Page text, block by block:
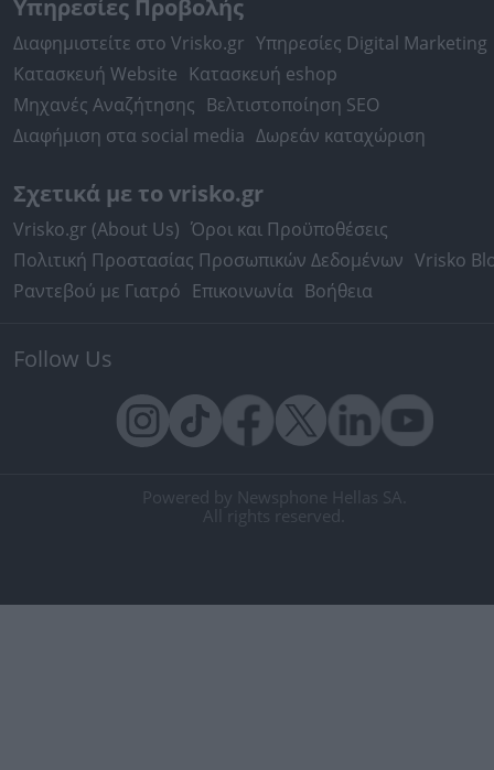
Υπηρεσίες Προβολής
Διαφημιστείτε στο Vrisko.gr Υπηρεσίες Digital Marketing
Κατασκευή Website Κατασκευή eshop
Μηχανές Αναζήτησης Βελτιστοποίηση SEO
Διαφήμιση στα social media Δωρεάν καταχώριση
Σχετικά με το vrisko.gr
Vrisko.gr (About Us) Όροι και Προϋποθέσεις
Πολιτική Προστασίας Προσωπικών Δεδομένων Vrisko
Ραντεβού με Γιατρό Επικοινωνία Βοήθεια
Follow Us
Powered by Newsphone Hellas SA.
All rights reserved.